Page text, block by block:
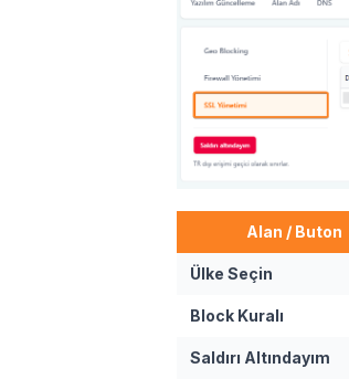
Alan / Buton
Ülke Seçin
Block Kuralı
Saldırı Altındayım